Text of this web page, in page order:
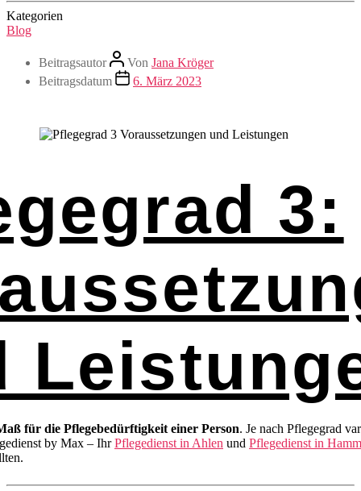
Kategorien
Blog
Beitragsautor Von Jana Kröger
Beitragsdatum
6. März 2023
3:
für die Pflegebedürftigkeit einer Person. Je nach Pflegegrad
by Max – IhrPflegedienst in Ahlen und Pflegedienst in Hamm